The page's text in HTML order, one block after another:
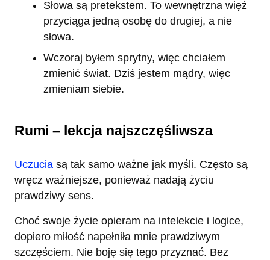
Słowa są pretekstem. To wewnętrzna więź
przyciąga jedną osobę do drugiej, a nie
słowa.
Wczoraj byłem sprytny, więc chciałem
zmienić świat. Dziś jestem mądry, więc
zmieniam siebie.
Rumi – lekcja najszczęśliwsza
Uczucia są tak samo ważne jak myśli. Często są
wręcz ważniejsze, ponieważ nadają życiu
prawdziwy sens.
Choć swoje życie opieram na intelekcie i logice,
dopiero miłość napełniła mnie prawdziwym
szczęściem. Nie boję się tego przyznać. Bez